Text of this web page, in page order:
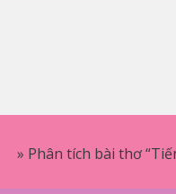
» Phân tích bài thơ